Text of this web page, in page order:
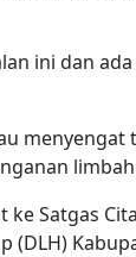
ini dan
Satgas
(DLH)